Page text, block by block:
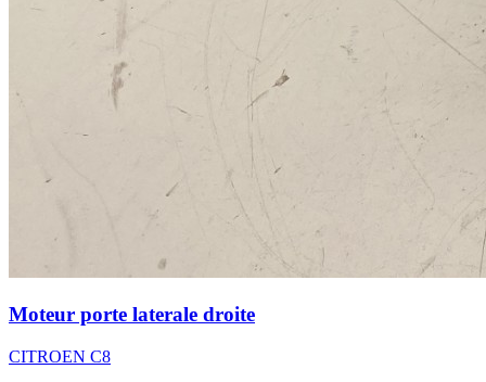
Moteur porte laterale droite
CITROEN C8